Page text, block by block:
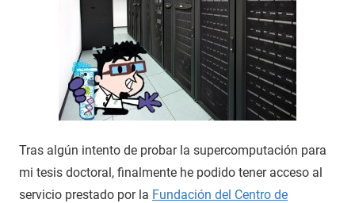
Tras algún intento de probar la supercomputación para
mi tesis doctoral, finalmente he podido tener acceso al
servicio prestado por la Fundación del Centro de